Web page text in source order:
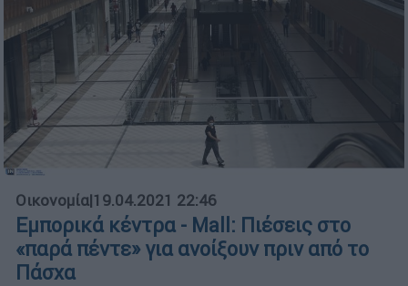
Οικονομία|19.04.2021 22:46
Εμπορικά κέντρα - Mall: Πιέσεις στο
«παρά πέντε» για ανοίξουν πριν από το
Πάσχα